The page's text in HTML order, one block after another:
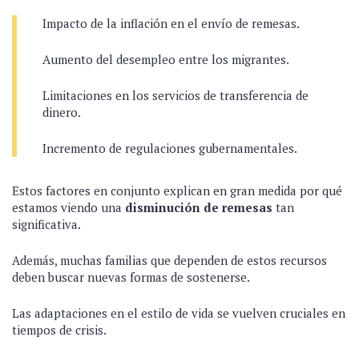
Impacto de la inflación en el envío de remesas.
Aumento del desempleo entre los migrantes.
Limitaciones en los servicios de transferencia de
dinero.
Incremento de regulaciones gubernamentales.
Estos factores en conjunto explican en gran medida por qué
estamos viendo una disminución de remesas tan
significativa.
Además, muchas familias que dependen de estos recursos
deben buscar nuevas formas de sostenerse.
Las adaptaciones en el estilo de vida se vuelven cruciales en
tiempos de crisis.